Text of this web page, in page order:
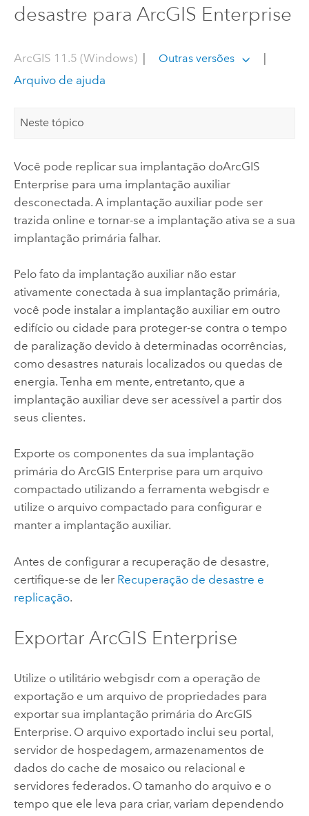
desastre para ArcGIS Enterprise
ArcGIS 11.5 (Windows)| Outras versões
Arquivo de ajuda
Neste tópico
Você pode replicar sua implantação doArcGIS
Enterprise para uma implantação auxiliar
desconectada. A implantação auxiliar pode ser
trazida online e tornar-se a implantação ativa se a sua
implantação primária falhar.
Pelo fato da implantação auxiliar não estar
ativamente conectada à sua implantação primária,
você pode instalar a implantação auxiliar em outro
edifício ou cidade para proteger-se contra o tempo
de paralização devido à determinadas ocorrências,
como desastres naturais localizados ou quedas de
energia. Tenha em mente, entretanto, que a
implantação auxiliar deve ser acessível a partir dos
seus clientes.
Exporte os componentes da sua implantação
primária do ArcGIS Enterprise para um arquivo
compactado utilizando a ferramenta webgisdr e
utilize o arquivo compactado para configurar e
manter a implantação auxiliar.
Antes de configurar a recuperação de desastre,
certifique-se de ler Recuperação de desastre e
replicação.
Exportar ArcGIS Enterprise
Utilize o utilitário webgisdr com a operação de
exportação e um arquivo de propriedades para
exportar sua implantação primária do ArcGIS
Enterprise. O arquivo exportado inclui seu portal,
servidor de hospedagem, armazenamentos de
dados do cache de mosaico ou relacional e
servidores federados. O tamanho do arquivo e o
tempo que ele leva para criar, variam dependendo